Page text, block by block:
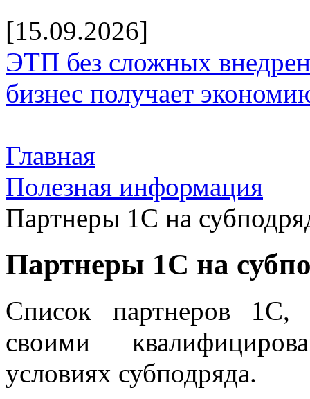
[15.09.2026]
ЭТП без сложных
бизнес получает
Главная
Полезная информация
Партнеры 1С на
Партнеры 1С на
Список партнеров 1С,
своими
условиях субподряда.